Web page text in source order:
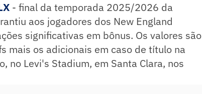
- final da temporada 2025/2026 da
aos jogadores dos New England
significativas em bônus. Os valores são
mais os adicionais em caso de título na
no Levi's Stadium, em Santa Clara, nos